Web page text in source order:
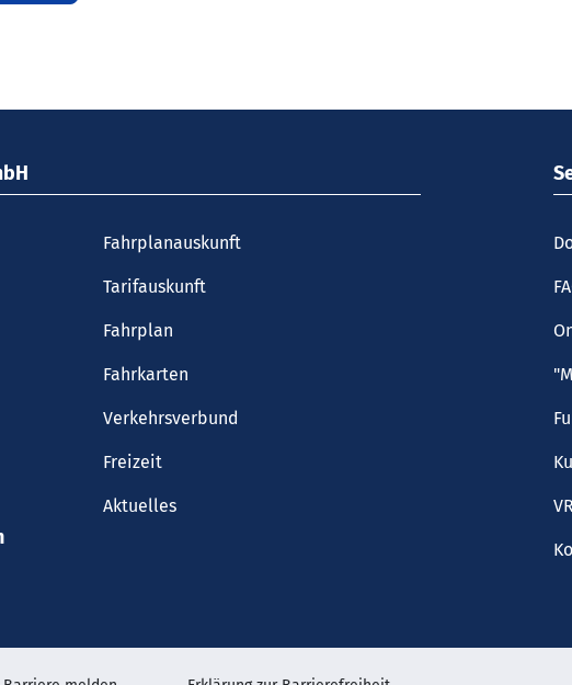
Fahrplanauskunft
Tarifauskunft
Fahrplan
Fahrkarten
Verkehrsverbund
Freizeit
Aktuelles